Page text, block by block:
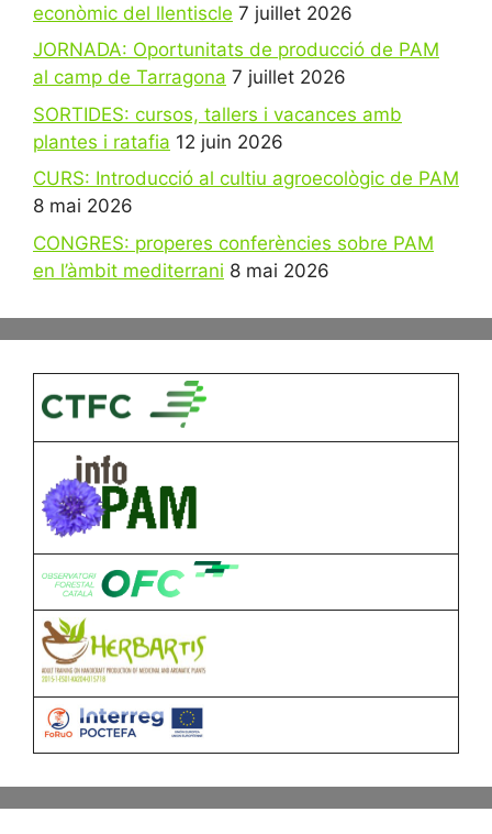
econòmic del llentiscle 7 juillet 2026
JORNADA: Oportunitats de producció de PAM
al camp de Tarragona 7 juillet 2026
SORTIDES: cursos, tallers i vacances amb
plantes i ratafia 12 juin 2026
CURS: Introducció al cultiu agroecològic de PAM
8 mai 2026
CONGRES: properes conferències sobre PAM
en l’àmbit mediterrani 8 mai 2026